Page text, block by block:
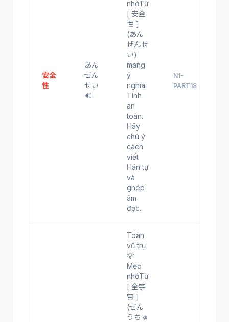
安全
性
あん
ぜん
せい
🔊
nhớTừ
[ 安全
性 ]
(あん
ぜんせ
い)
mang
ý
nghĩa:
Tính
an
toàn.
Hãy
chú ý
cách
viết
Hán tự
và
ghép
âm
đọc.
N1-
PART18
Toàn
vũ trụ
💡
Mẹo
nhớTừ
[ 全宇
宙 ]
(ぜん
うちゅ